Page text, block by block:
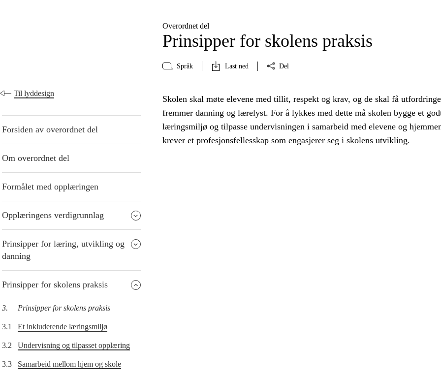
Overordnet del
Prinsipper for skolens praksis
Språk Last ned Del
Til lyddesign
Forsiden av overordnet del
Om overordnet del
Formålet med opplæringen
Opplæringens verdigrunnlag
Prinsipper for læring, utvikling og
danning
Prinsipper for skolens praksis
3. Prinsipper for skolens praksis
3.1 Et inkluderende læringsmiljø
3.2 Undervisning og tilpasset opplæring
3.3 Samarbeid mellom hjem og skole
Skolen skal møte elevene med tillit, respekt og krav, og de skal få
fremmer danning og lærelyst. For å lykkes med dette må skolen bygge et
læringsmiljø og tilpasse undervisningen i samarbeid med elevene og
krever et profesjonsfellesskap som engasjerer seg i skolens utvikling.